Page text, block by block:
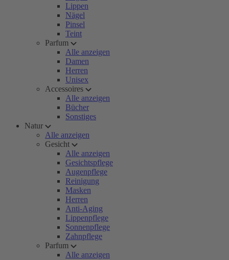
Lippen
Nägel
Pinsel
Teint
Parfum
Alle anzeigen
Damen
Herren
Unisex
Accessoires
Alle anzeigen
Bücher
Sonstiges
Natur
Alle anzeigen
Gesicht
Alle anzeigen
Gesichtspflege
Augenpflege
Reinigung
Masken
Herren
Anti-Aging
Lippenpflege
Sonnenpflege
Zahnpflege
Parfum
Alle anzeigen